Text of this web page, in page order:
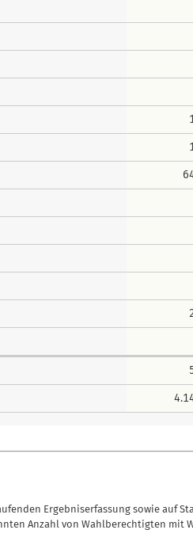
Ergebniserfassung sowie auf
Anzahl von Wahlberechtigten